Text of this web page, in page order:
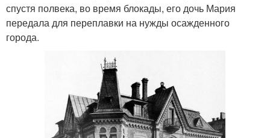
спустя полвека, во время блокады, его дочь Мария
передала для переплавки на нужды осажденного
города.